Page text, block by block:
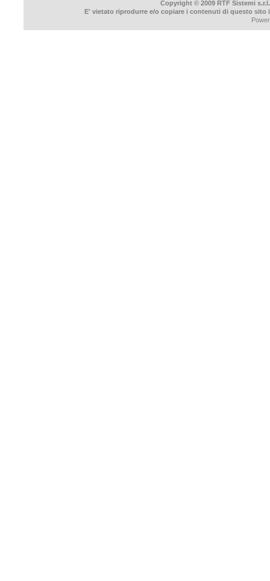
Copyright © 2009 RTF Sistemi
E' vietato riprodurre e/o copiare i contenuti di questo